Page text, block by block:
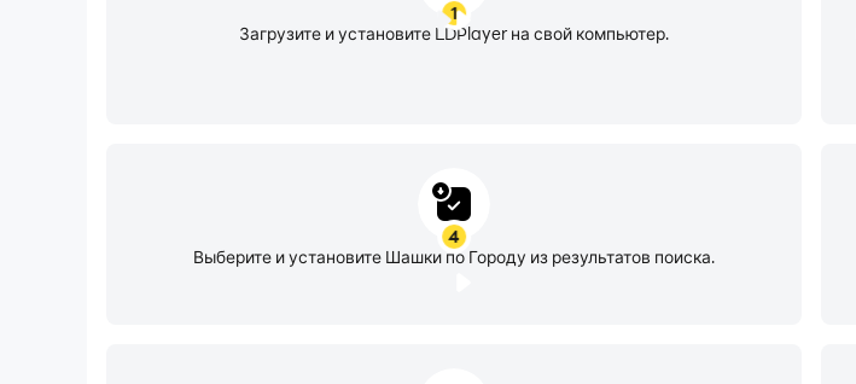
1
Загрузите и установите LDPlayer на свой компьютер.
4
Выберите и установите Шашки по Городу из результатов поиска.